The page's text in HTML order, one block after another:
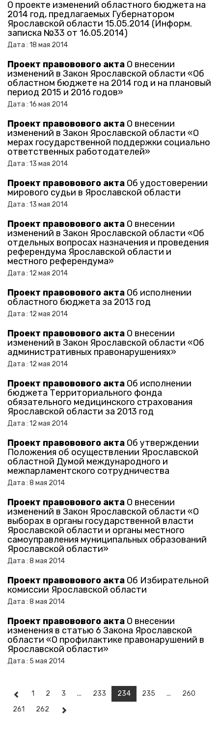
О проекте изменений областного бюджета на
2014 год, предлагаемых Губернатором
Ярославской области 15.05.2014 (Информ.
записка №33 от 16.05.2014)
Дата : 18 мая 2014
Проект правовового акта О внесении
изменений в Закон Ярославской области «Об
областном бюджете на 2014 год и на плановый
период 2015 и 2016 годов»
Дата : 16 мая 2014
Проект правовового акта О внесении
изменений в Закон Ярославской области «О
мерах государственной поддержки социально
ответственных работодателей»
Дата : 13 мая 2014
Проект правовового акта Об удостоверении
мирового судьи в Ярославской области
Дата : 13 мая 2014
Проект правовового акта О внесении
изменений в Закон Ярославской области «Об
отдельных вопросах назначения и проведения
референдума Ярославской области и
местного референдума»
Дата : 12 мая 2014
Проект правовового акта Об исполнении
областного бюджета за 2013 год
Дата : 12 мая 2014
Проект правовового акта О внесении
изменений в Закон Ярославской области «Об
административных правонарушениях»
Дата : 12 мая 2014
Проект правовового акта Об исполнении
бюджета Территориального фонда
обязательного медицинского страхования
Ярославской области за 2013 год
Дата : 12 мая 2014
Проект правовового акта Об утверждении
Положения об осуществлении Ярославской
областной Думой международного и
межпарламентского сотрудничества
Дата : 8 мая 2014
Проект правовового акта О внесении
изменений в Закон Ярославской области «О
выборах в органы государственной власти
Ярославской области и органы местного
самоуправления муниципальных образований
Ярославской области»
Дата : 8 мая 2014
Проект правовового акта Об Избирательной
комиссии Ярославской области
Дата : 8 мая 2014
Проект правовового акта О внесении
изменения в статью 6 Закона Ярославской
области «О профилактике правонарушений в
Ярославской области»
Дата : 5 мая 2014
1 2 3 ... 233 234 235 ...
260
261
262